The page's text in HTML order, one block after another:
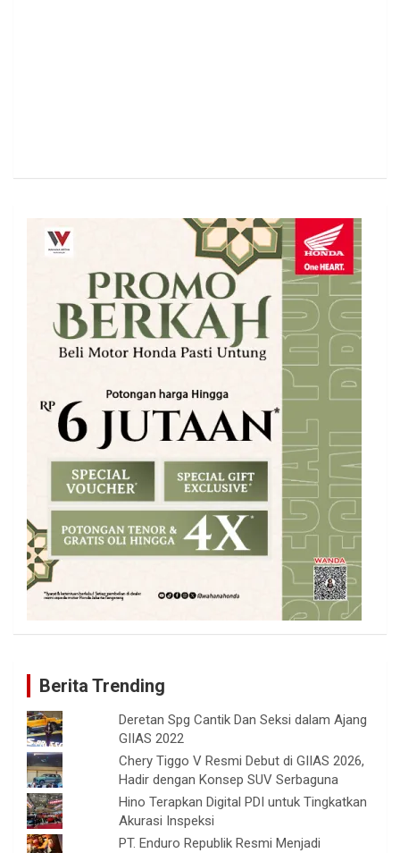
Berita Trending
Deretan Spg Cantik Dan Seksi dalam Ajang
GIIAS 2022
Chery Tiggo V Resmi Debut di GIIAS 2026,
Hadir dengan Konsep SUV Serbaguna
Hino Terapkan Digital PDI untuk Tingkatkan
Akurasi Inspeksi
PT. Enduro Republik Resmi Menjadi